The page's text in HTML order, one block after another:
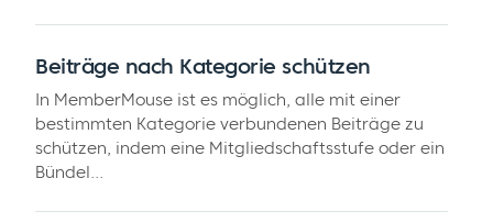
Beiträge nach Kategorie schützen
In MemberMouse ist es möglich, alle mit einer
bestimmten Kategorie verbundenen Beiträge zu
schützen, indem eine Mitgliedschaftsstufe oder ein
Bündel...